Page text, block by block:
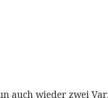
auch wieder zwei